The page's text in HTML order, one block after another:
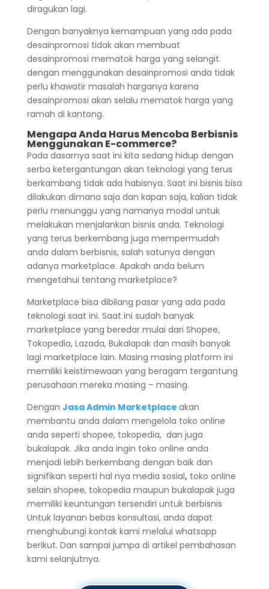
diragukan lagi.
Dengan banyaknya kemampuan yang ada pada
desainpromosi tidak akan membuat
desainpromosi mematok harga yang selangit.
dengan menggunakan desainpromosi anda tidak
perlu khawatir masalah harganya karena
desainpromosi akan selalu mematok harga yang
ramah di kantong.
Mengapa Anda Harus Mencoba Berbisnis
Menggunakan E-commerce?
Pada dasarnya saat ini kita sedang hidup dengan
serba ketergantungan akan teknologi yang terus
berkambang tidak ada habisnya. Saat ini bisnis bisa
dilakukan dimana saja dan kapan saja, kalian tidak
perlu menunggu yang namanya modal untuk
melakukan menjalankan bisnis anda. Teknologi
yang terus berkembang juga mempermudah
anda dalam berbisnis, salah satunya dengan
adanya marketplace. Apakah anda belum
mengetahui tentang marketplace?
Marketplace bisa dibilang pasar yang ada pada
teknologi saat ini. Saat ini sudah banyak
marketplace yang beredar mulai dari Shopee,
Tokopedia, Lazada, Bukalapak dan masih banyak
lagi marketplace lain. Masing masing platform ini
memiliki keistimewaan yang beragam tergantung
perusahaan mereka masing – masing.
Dengan Jasa Admin Marketplace akan
membantu anda dalam mengelola toko online
anda seperti shopee, tokopedia, dan juga
bukalapak. Jika anda ingin toko online anda
menjadi lebih berkembang dengan baik dan
signifikan seperti hal nya media sosial,toko online
selain shopee, tokopedia maupun bukalapak juga
memiliki keuntungan tersendiri untuk berbisnis
Untuk layanan bebas konsultasi, anda dapat
menghubungi kontak kami melalui whatsapp
berikut. Dan sampai jumpa di artikel pembahasan
kami selanjutnya.